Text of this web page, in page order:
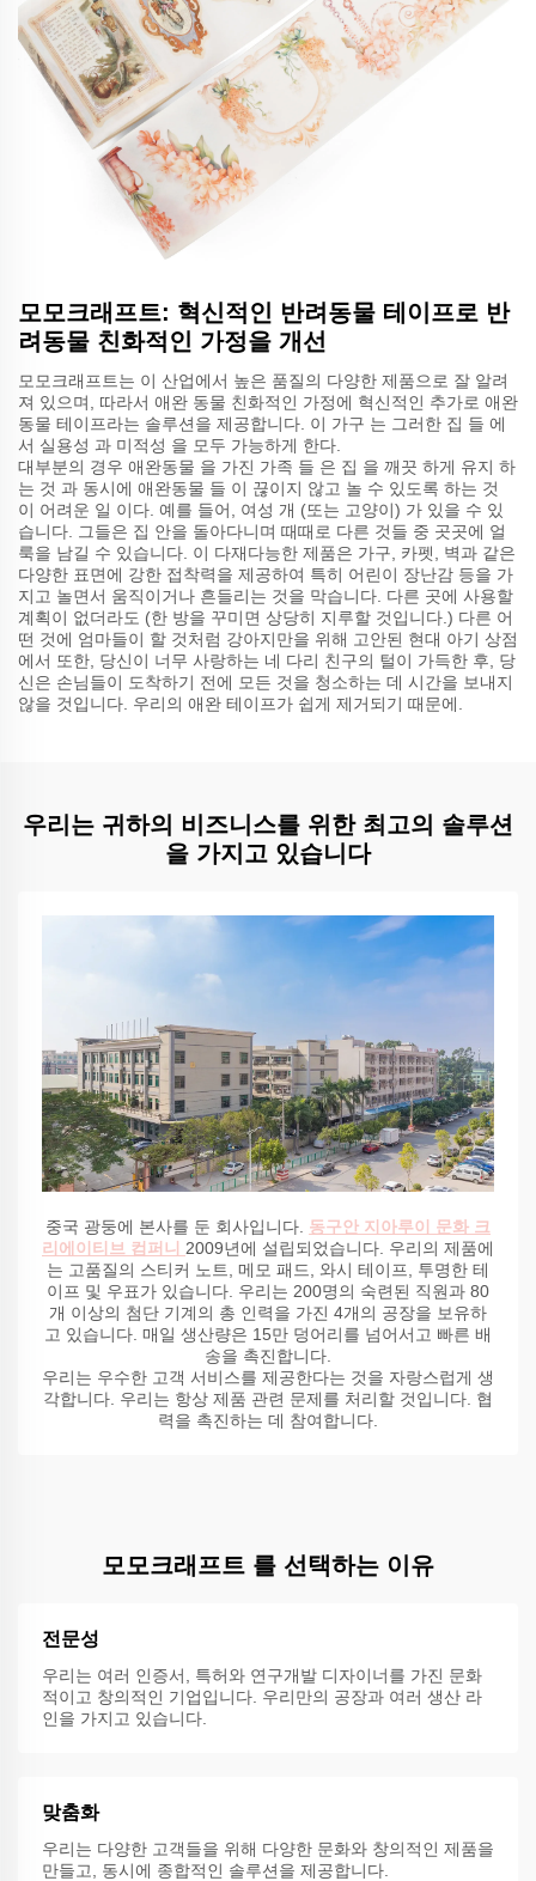
모모크래프트: 혁신적인 반려동물 테이프로 반
려동물 친화적인 가정을 개선
모모크래프트는 이 산업에서 높은 품질의 다양한 제품으로 잘 알려
져 있으며, 따라서 애완 동물 친화적인 가정에 혁신적인 추가로 애완
동물 테이프라는 솔루션을 제공합니다. 이 가구 는 그러한 집 들 에
서 실용성 과 미적성 을 모두 가능하게 한다.
대부분의 경우 애완동물 을 가진 가족 들 은 집 을 깨끗 하게 유지 하
는 것 과 동시에 애완동물 들 이 끊이지 않고 놀 수 있도록 하는 것
이 어려운 일 이다. 예를 들어, 여성 개 (또는 고양이) 가 있을 수 있
습니다. 그들은 집 안을 돌아다니며 때때로 다른 것들 중 곳곳에 얼
룩을 남길 수 있습니다. 이 다재다능한 제품은 가구, 카펫, 벽과 같은
다양한 표면에 강한 접착력을 제공하여 특히 어린이 장난감 등을 가
지고 놀면서 움직이거나 흔들리는 것을 막습니다. 다른 곳에 사용할
계획이 없더라도 (한 방을 꾸미면 상당히 지루할 것입니다.) 다른 어
떤 것에 엄마들이 할 것처럼 강아지만을 위해 고안된 현대 아기 상점
에서 또한, 당신이 너무 사랑하는 네 다리 친구의 털이 가득한 후, 당
신은 손님들이 도착하기 전에 모든 것을 청소하는 데 시간을 보내지
않을 것입니다. 우리의 애완 테이프가 쉽게 제거되기 때문에.
우리는 귀하의 비즈니스를 위한 최고의 솔루션
을 가지고 있습니다
중국 광둥에 본사를 둔 회사입니다. 동구안 지아루이 문화 크
리에이티브 컴퍼니 2009년에 설립되었습니다. 우리의 제품에
는 고품질의 스티커 노트, 메모 패드, 와시 테이프, 투명한 테
이프 및 우표가 있습니다. 우리는 200명의 숙련된 직원과 80
개 이상의 첨단 기계의 총 인력을 가진 4개의 공장을 보유하
고 있습니다. 매일 생산량은 15만 덩어리를 넘어서고 빠른 배
송을 촉진합니다.
우리는 우수한 고객 서비스를 제공한다는 것을 자랑스럽게 생
각합니다. 우리는 항상 제품 관련 문제를 처리할 것입니다. 협
력을 촉진하는 데 참여합니다.
모모크래프트 를 선택하는 이유
전문성
우리는 여러 인증서, 특허와 연구개발 디자이너를 가진 문화
적이고 창의적인 기업입니다. 우리만의 공장과 여러 생산 라
인을 가지고 있습니다.
맞춤화
우리는 다양한 고객들을 위해 다양한 문화와 창의적인 제품을
만들고, 동시에 종합적인 솔루션을 제공합니다.